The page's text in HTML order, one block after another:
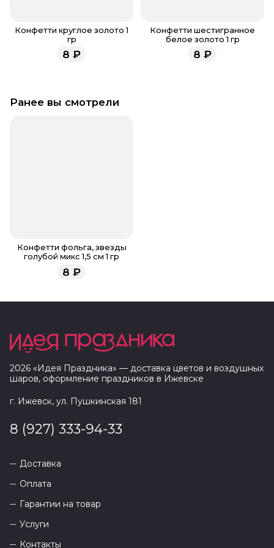
Конфетти круглое золото 1
гр
8 ₽
Конфетти шестигранное
белое золото 1 гр
8 ₽
Ранее вы смотрели
Конфетти фольга, звезды
голубой микс 1,5 см 1 гр
8 ₽
2026 «Идея Праздника» — доставка цветов и воздушных
шаров, оформление праздников в Ижевске
г. Ижевск, ул. Пушкинская 181
8 (927) 333-94-33
Доставка
Оплата
Гарантии на товар
Услуги
Контакты